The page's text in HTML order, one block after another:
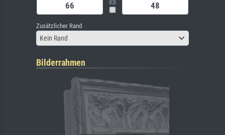
Zusätzlicher Rand
Kein Rand
Bilderrahmen